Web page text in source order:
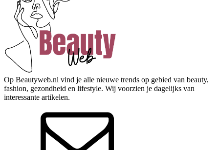
Op Beautyweb.nl vind je alle nieuwe trends op gebied van beauty,
fashion, gezondheid en lifestyle. Wij voorzien je dagelijks van
interessante artikelen.